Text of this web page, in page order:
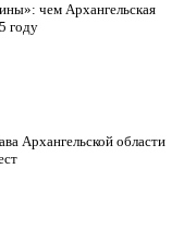
чем Архангельская
году
Архангельской области